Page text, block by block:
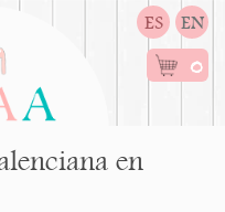
ES EN
0
en